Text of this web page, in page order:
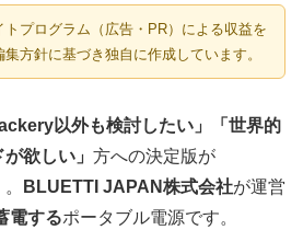
プログラム（広告・PR）による収益を
方針に基づき独自に作成しています。
以外も検討したい」「世界的
欲しい」 方への決定版が
。 BLUETTI JAPAN株式会社が運営
電するポータブル電源です。